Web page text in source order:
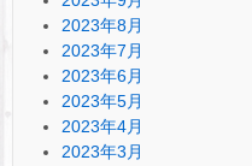
2023年8月
2023年7月
2023年6月
2023年5月
2023年4月
2023年3月